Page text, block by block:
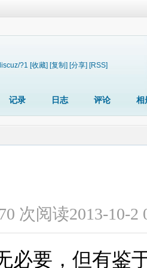
?1 [收藏] [复制] [分享] [RSS]
记录 日志 评论 相
次阅读2013-10-2
必要，但有鉴